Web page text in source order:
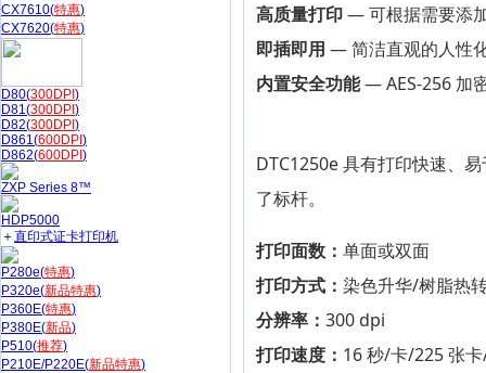
高质量打印— 可根据需要添
即插即用 — 简洁直观的人性
内置安全功能— AES-256 加
DTC1250e 具有打印快速、
了标杆。
打印面数： 单面或双面
打印方式： 染色升华/树脂热
分辨率： 300 dpi
打印速度： 16 秒/卡/225 张
CX7610(特惠)
CX7620(特惠)
D80(300DPI )
D81(300DPI )
D82(300DPI )
D861(600DPI )
D862(600DPI )
ZXP Series 8™
HDP5000
＋直印式证卡打印机
P280e(特惠)
P320e(新品特惠)
P360E(特惠)
P380E(新品)
P510(推荐)
P210E/P220E(新品特惠)